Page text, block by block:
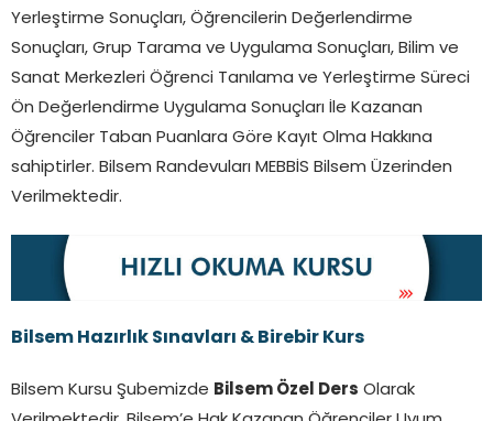
Yerleştirme Sonuçları, Öğrencilerin Değerlendirme
Sonuçları, Grup Tarama ve Uygulama Sonuçları, Bilim ve
Sanat Merkezleri Öğrenci Tanılama ve Yerleştirme Süreci
Ön Değerlendirme Uygulama Sonuçları İle Kazanan
Öğrenciler Taban Puanlara Göre Kayıt Olma Hakkına
sahiptirler. Bilsem Randevuları MEBBİS Bilsem Üzerinden
Verilmektedir.
Bilsem Hazırlık Sınavları & Birebir Kurs
Bilsem Kursu Şubemizde Bilsem Özel Ders Olarak